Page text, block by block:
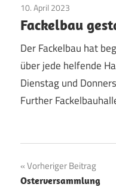
10. April 2023
Fackelbau
Der Fackelbau hat
über jede helfende
Dienstag und
Further
Vorheriger Beitrag
Osterversammlung